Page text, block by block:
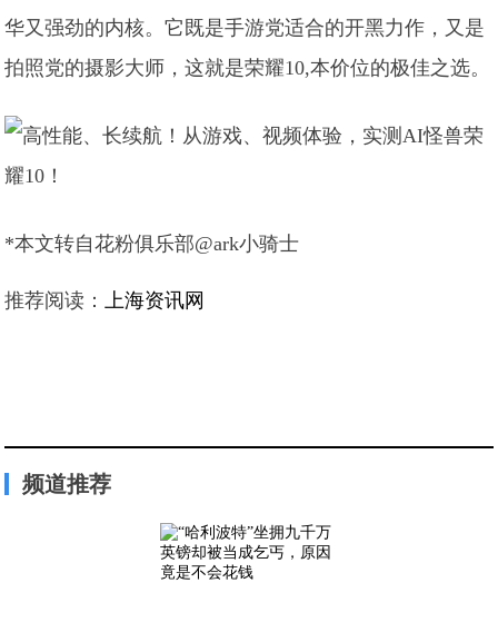
华又强劲的内核。它既是手游党适合的开黑力作，又是
拍照党的摄影大师，这就是荣耀10,本价位的极佳之选。
*本文转自花粉俱乐部@ark小骑士
推荐阅读：上海资讯网
频道推荐